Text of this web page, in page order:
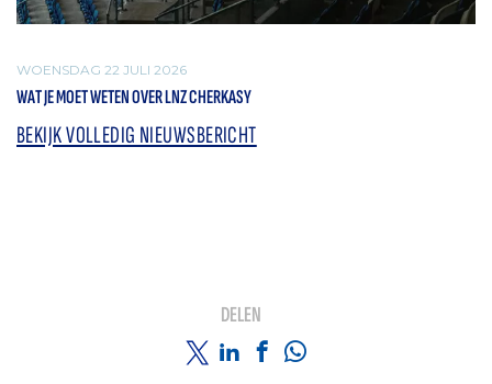
WOENSDAG 22 JULI 2026
WAT JE MOET WETEN OVER LNZ CHERKASY
BEKIJK VOLLEDIG NIEUWSBERICHT
DELEN